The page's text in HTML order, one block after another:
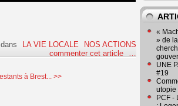
LA VIE LOCALE
NOS ACTIONS
commenter cet article
…
à Brest... >>
«
» de
UNE
#19
utopie
PCF -